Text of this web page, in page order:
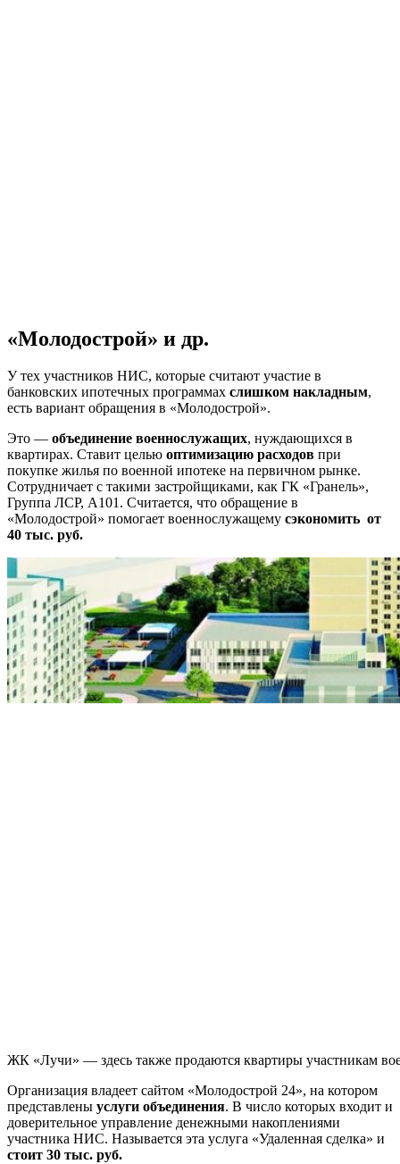
«Молодострой» и др.
У тех участников НИС, которые считают участие в
банковских ипотечных программах слишком накладным,
есть вариант обращения в «Молодострой».
Это — объединение военнослужащих, нуждающихся в
квартирах. Ставит целью оптимизацию расходов при
покупке жилья по военной ипотеке на первичном рынке.
Сотрудничает с такими застройщиками, как ГК «Гранель»,
Группа ЛСР, А101. Считается, что обращение в
«Молодострой» помогает военнослужащему сэкономить от
40 тыс. руб.
ЖК «Лучи» — здесь также продаются квартиры участникам
Организация владеет сайтом «Молодострой 24», на котором
представлены услуги объединения. В число которых входит и
доверительное управление денежными накоплениями
участника НИС. Называется эта услуга «Удаленная сделка» и
стоит 30 тыс. руб.